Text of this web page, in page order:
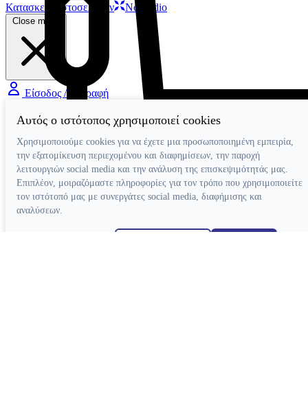
Κατασκευή ιστοσελίδων
Netstudio
Close menu
Είσοδος / Εγγραφή
Αυτός ο ιστότοπος χρησιμοποιεί cookies
Χρησιμοποιούμε cookies για να έχετε μια προσωποποιημένη εμπειρία,
την εξατομίκευση περιεχομένου και διαφημίσεων, την παροχή
λειτουργιών social media και την ανάλυση της επισκεψιμότητάς μας.
Επιπλέον, μοιραζόμαστε πληροφορίες για τον τρόπο που χρησιμοποιείτε
τον ιστότοπό μας με συνεργάτες social media, διαφήμισης και
αναλύσεων.